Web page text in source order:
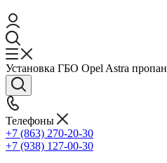
Установка ГБО Opel Astra пропан
Телефоны
+7 (863) 270-20-30
+7 (938) 127-00-30